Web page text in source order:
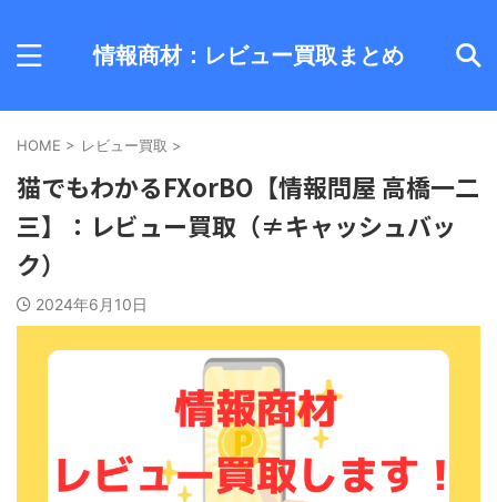
情報商材：レビュー買取まとめ
HOME > レビュー買取 >
猫でもわかるFXorBO【情報問屋 高橋一二
三】：レビュー買取（≠キャッシュバッ
ク）
2024年6月10日